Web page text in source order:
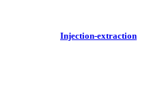
Injection-extraction